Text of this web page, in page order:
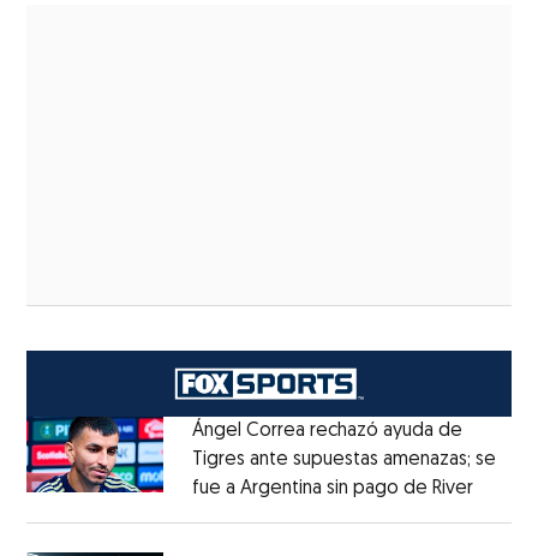
Ángel Correa rechazó ayuda de
Tigres ante supuestas amenazas; se
fue a Argentina sin pago de RiverOpens